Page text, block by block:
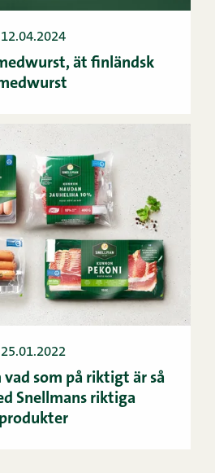
12.04.2024
ät finländsk
25.01.2022
som på riktigt är så
Snellmans riktiga
produkter